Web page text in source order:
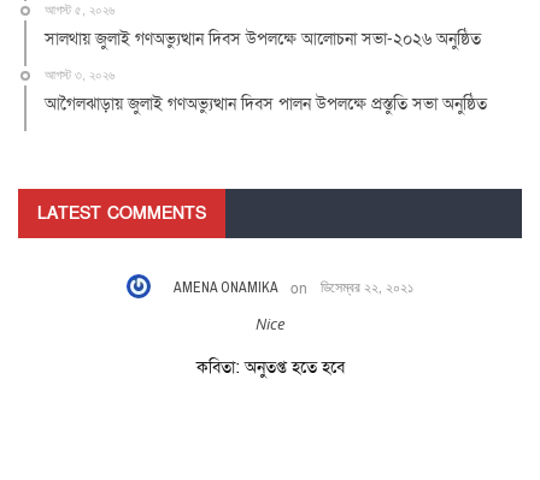
আগস্ট ৫, ২০২৬
সালথায় জুলাই গণঅভ্যুত্থান দিবস উপলক্ষে আলোচনা সভা-২০২৬ অনুষ্ঠিত
আগস্ট ৩, ২০২৬
আগৈলঝাড়ায় জুলাই গণঅভ্যুত্থান দিবস পালন উপলক্ষে প্রস্তুতি সভা অনুষ্ঠিত
LATEST COMMENTS
AMENA ONAMIKA on ডিসেম্বর ২২, ২০২১
Nice
কবিতা: অনুতপ্ত হতে হবে